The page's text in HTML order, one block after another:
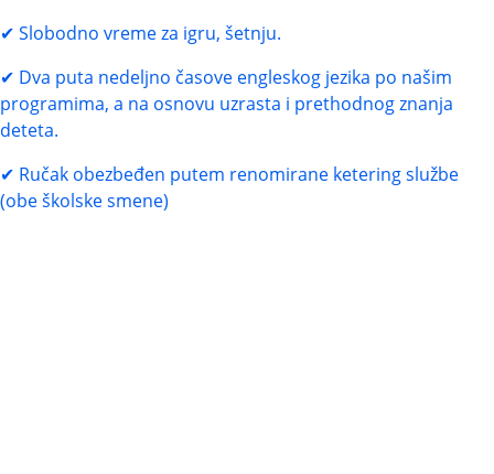
Slobodno vreme za igru, šetnju.
Dva puta nedeljno časove engleskog jezika po našim
programima, a na osnovu uzrasta i prethodnog znanja
deteta.
Ručak obezbeđen putem renomirane ketering službe
(obe školske smene)